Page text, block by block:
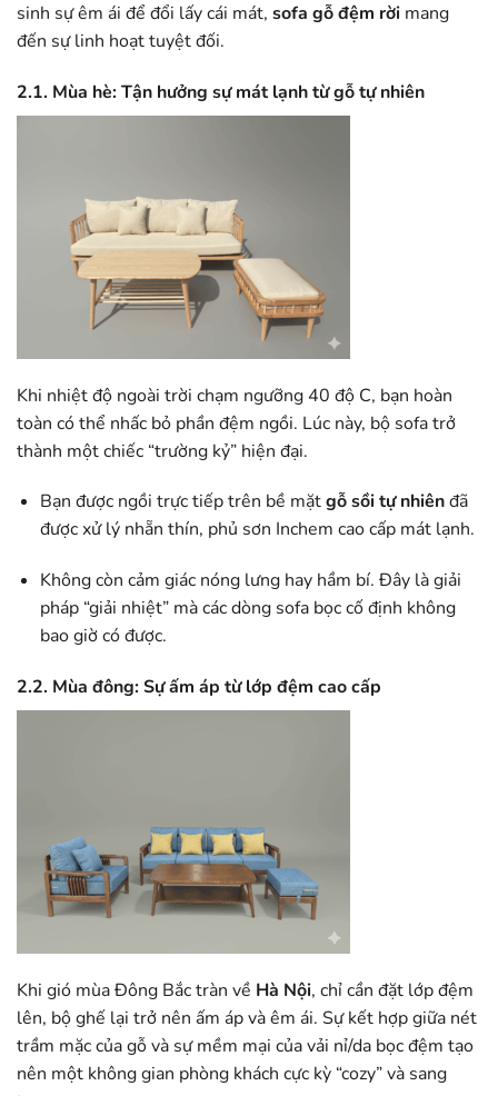
sinh sự êm ái để đổi lấy cái mát, sofa gỗ đệm rời mang
đến sự linh hoạt tuyệt đối.
2.1. Mùa hè: Tận hưởng sự mát lạnh từ gỗ tự nhiên
Khi nhiệt độ ngoài trời chạm ngưỡng 40 độ C, bạn hoàn
toàn có thể nhấc bỏ phần đệm ngồi. Lúc này, bộ sofa trở
thành một chiếc “trường kỷ” hiện đại.
Bạn được ngồi trực tiếp trên bề mặtgỗ sồi tự nhiênđã
được xử lý nhẵn thín, phủ sơn Inchem cao cấp mát lạnh.
Không còn cảm giác nóng lưng hay hầm bí. Đây là giải
pháp “giải nhiệt” mà các dòng sofa bọc cố định không
bao giờ có được.
2.2. Mùa đông: Sự ấm áp từ lớp đệm cao cấp
Khi gió mùa Đông Bắc tràn về Hà Nội, chỉ cần đặt lớp đệm
lên, bộ ghế lại trở nên ấm áp và êm ái. Sự kết hợp giữa nét
trầm mặc của gỗ và sự mềm mại của vải nỉ/da bọc đệm tạo
nên một không gian phòng khách cực kỳ “cozy” và sang